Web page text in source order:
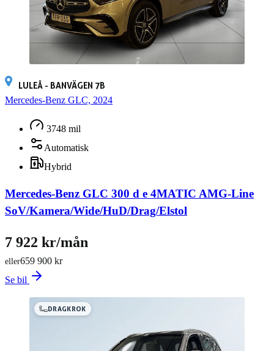
LULEÅ - BANVÄGEN 7B
Mercedes-Benz GLC, 2024
3748 mil
Automatisk
Hybrid
Mercedes-Benz GLC 300 d e 4MATIC AMG-Line
SoV/Kamera/Wide/HuD/Drag/Elstol
659 900 kr
eller
7 922 kr/mån
Se bil
DRAGKROK